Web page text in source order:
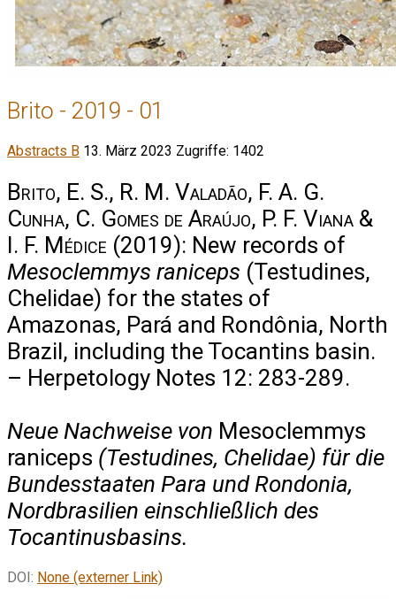
Brito - 2019 - 01
Abstracts B 13. März 2023 Zugriffe: 1402
Brito, E. S., R. M. Valadão, F. A. G.
Cunha, C. Gomes de Araújo, P. F. Viana &
I. F. Médice (2019): New records of
Mesoclemmys raniceps (Testudines,
Chelidae) for the states of
Amazonas, Pará and Rondônia, North
Brazil, including the Tocantins basin.
– Herpetology Notes 12: 283-289.
Neue Nachweise von Mesoclemmys
raniceps (Testudines, Chelidae) für die
Bundesstaaten Para und Rondonia,
Nordbrasilien einschließlich des
Tocantinusbasins.
DOI: None (externer Link)